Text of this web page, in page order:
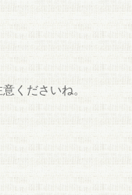
くださいね。